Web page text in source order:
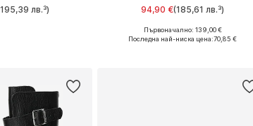
лв.³) 94,90 €(185,61 лв.³)
Налични размери: 36, 38, 39, 40, 41, 42
Първоначално: 139,00 €
Последна най-ниска цена:70,85 €